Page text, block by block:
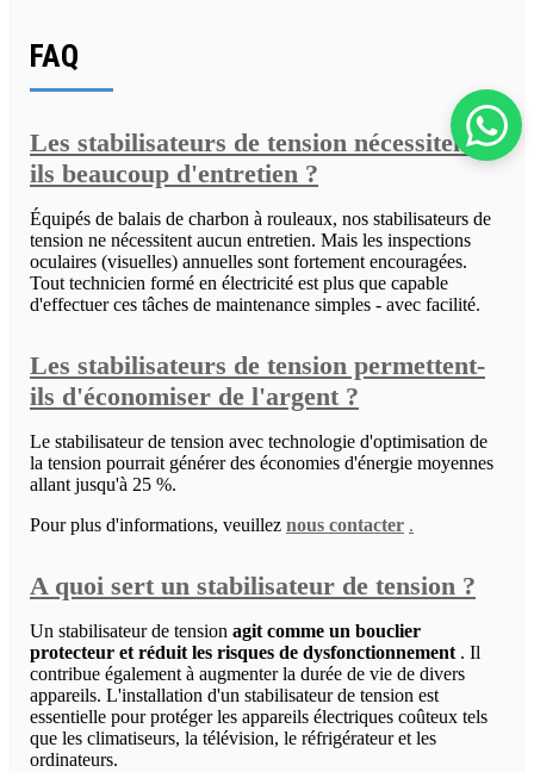
FAQ
Les stabilisateurs de tension nécessitent-
ils beaucoup d'entretien ?
Équipés de balais de charbon à rouleaux, nos stabilisateurs de
tension ne nécessitent aucun entretien. Mais les inspections
oculaires (visuelles) annuelles sont fortement encouragées.
Tout technicien formé en électricité est plus que capable
d'effectuer ces tâches de maintenance simples - avec facilité.
Les stabilisateurs de tension permettent-
ils d'économiser de l'argent ?
Le stabilisateur de tension avec technologie d'optimisation de
la tension pourrait générer des économies d'énergie moyennes
allant jusqu'à 25 %.
Pour plus d'informations, veuillez nous contacter .
A quoi sert un stabilisateur de tension ?
Un stabilisateur de tension agit comme un bouclier
protecteur et réduit les risques de dysfonctionnement . Il
contribue également à augmenter la durée de vie de divers
appareils. L'installation d'un stabilisateur de tension est
essentielle pour protéger les appareils électriques coûteux tels
que les climatiseurs, la télévision, le réfrigérateur et les
ordinateurs.